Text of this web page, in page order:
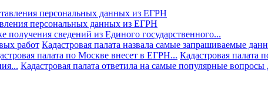
персональных данных из ЕГРН
сведений из Единого государственного...
работ Кадастровая палата назвала самые запрашиваемые
палата по Москве внесет в ЕГРН... Кадастровая палата
Кадастровая палата ответила на самые популярные вопросы